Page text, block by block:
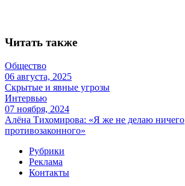
Читать также
Общество
06 августа, 2025
Скрытые и явные угрозы
Интервью
07 ноября, 2024
Алёна Тихомирова: «Я же не делаю ничего
противозаконного»
Рубрики
Реклама
Контакты